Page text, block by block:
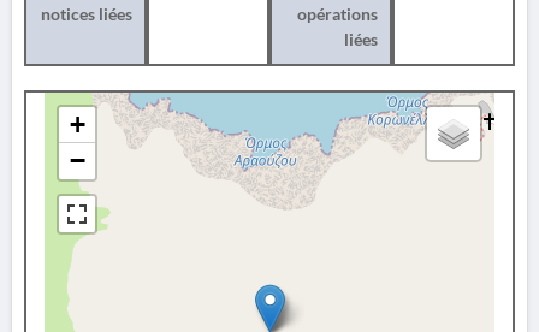
notices liées
opérations
liées
+
−